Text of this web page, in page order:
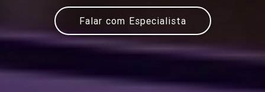
Falar com Especialista